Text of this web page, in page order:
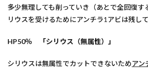
多少無理しても削っていき（あとで全回復す
リウスを受けるためにアンチラ1アビは残し
HP50％ 「シリウス（無属性）」
シリウスは無属性でカットできないためアン